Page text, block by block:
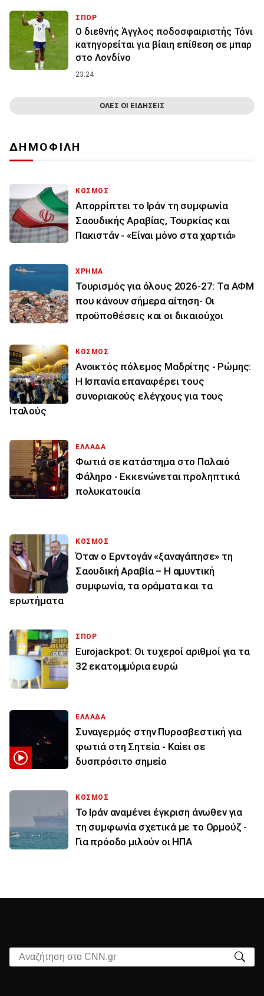
ΣΠΟΡ
Ο διεθνής Άγγλος ποδοσφαιριστής Τόνι
κατηγορείται για βίαιη επίθεση σε μπαρ
στο Λονδίνο
23:24
ΟΛΕΣ ΟΙ ΕΙΔΗΣΕΙΣ
ΔΗΜΟΦΙΛΗ
ΚΟΣΜΟΣ
Απορρίπτει το Ιράν τη συμφωνία
Σαουδικής Αραβίας, Τουρκίας και
Πακιστάν - «Είναι μόνο στα χαρτιά»
ΧΡΗΜΑ
Τουρισμός για όλους 2026-27: Τα ΑΦΜ
που κάνουν σήμερα αίτηση- Οι
προϋποθέσεις και οι δικαιούχοι
ΚΟΣΜΟΣ
Ανοικτός πόλεμος Μαδρίτης - Ρώμης:
Η Ισπανία επαναφέρει τους
συνοριακούς ελέγχους για τους
Ιταλούς
ΕΛΛΑΔΑ
Φωτιά σε κατάστημα στο Παλαιό
Φάληρο - Εκκενώνεται προληπτικά
πολυκατοικία
ΚΟΣΜΟΣ
Όταν ο Ερντογάν «ξαναγάπησε» τη
Σαουδική Αραβία – Η αμυντική
συμφωνία, τα οράματα και τα
ερωτήματα
ΣΠΟΡ
Eurojackpot: Οι τυχεροί αριθμοί για τα
32 εκατoμμύρια ευρώ
ΕΛΛΑΔΑ
Συναγερμός στην Πυροσβεστική για
φωτιά στη Σητεία - Καίει σε
δυσπρόσιτο σημείο
ΚΟΣΜΟΣ
Το Ιράν αναμένει έγκριση άνωθεν για
τη συμφωνία σχετικά με το Ορμούζ -
Για πρόοδο μιλούν οι ΗΠΑ
Αναζήτηση στο CNN.gr